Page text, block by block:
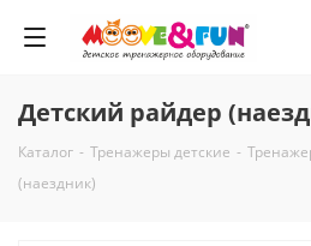
Детский райдер
Каталог - Тренажеры детские -
(наездник)